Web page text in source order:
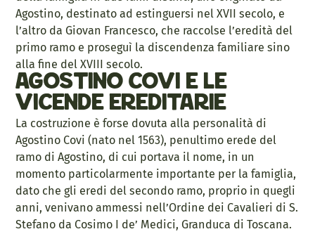
Agostino, destinato ad estinguersi nel XVII secolo, e
l’altro da Giovan Francesco, che raccolse l’eredità del
primo ramo e proseguì la discendenza familiare sino
alla fine del XVIII secolo.
Agostino Covi e le
vicende ereditarie
La costruzione è forse dovuta alla personalità di
Agostino Covi (nato nel 1563), penultimo erede del
ramo di Agostino, di cui portava il nome, in un
momento particolarmente importante per la famiglia,
dato che gli eredi del secondo ramo, proprio in quegli
anni, venivano ammessi nell’Ordine dei Cavalieri di S.
Stefano da Cosimo I de’ Medici, Granduca di Toscana.